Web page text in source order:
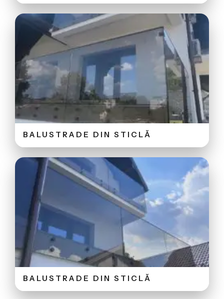
BALUSTRADE DIN STICLĂ
BALUSTRADE DIN STICLĂ